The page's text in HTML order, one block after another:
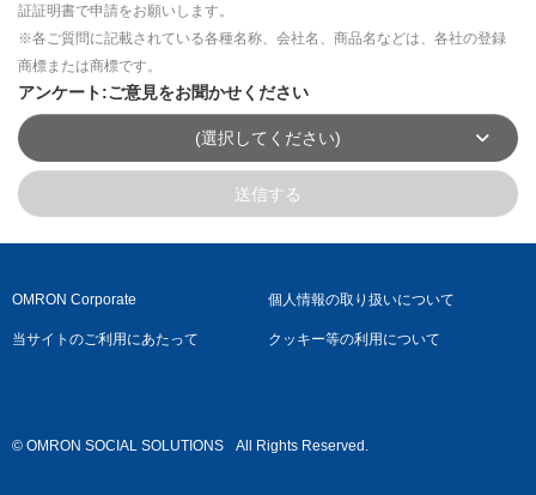
証証明書で申請をお願いします。
※各ご質問に記載されている各種名称、会社名、商品名などは、各社の登録
商標または商標です。
アンケート:ご意見をお聞かせください
(選択してください)
送信する
OMRON Corporate 個人情報の取り扱いについて
当サイトのご利用にあたって クッキー等の利用について
© OMRON SOCIAL SOLUTIONS All Rights Reserved.